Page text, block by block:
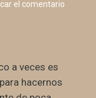
a veces es
hacernos